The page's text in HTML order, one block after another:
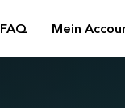
FAQ Mein